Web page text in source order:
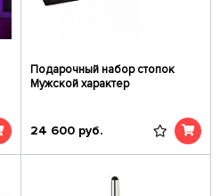
Подарочный набор стопок
Мужской характер
24 600 руб.